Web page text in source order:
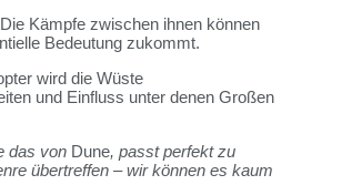
Kämpfe zwischen ihnen können
Bedeutung zukommt.
wird die Wüste
und Einfluss unter denen Großen
das von Dune, passt perfekt zu
übertreffen – wir können es kaum